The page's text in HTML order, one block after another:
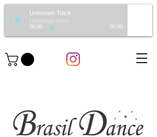
Unknown Track
Unknown Artist
00:00 00:00